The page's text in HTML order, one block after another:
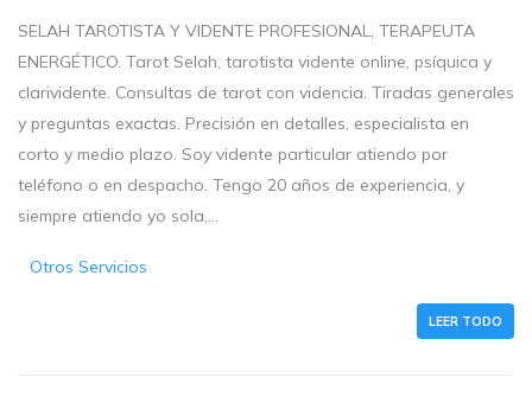
SELAH TAROTISTA Y VIDENTE PROFESIONAL, TERAPEUTA
ENERGÉTICO. Tarot Selah, tarotista vidente online, psíquica y
clarividente. Consultas de tarot con videncia. Tiradas generales
y preguntas exactas. Precisión en detalles, especialista en
corto y medio plazo. Soy vidente particular atiendo por
teléfono o en despacho. Tengo 20 años de experiencia, y
siempre atiendo yo sola,...
Otros Servicios
LEER TODO